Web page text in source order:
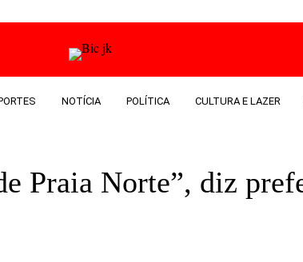
NOTÍCIA POLÍTICA CULTURA E LAZER
Praia Norte”, diz